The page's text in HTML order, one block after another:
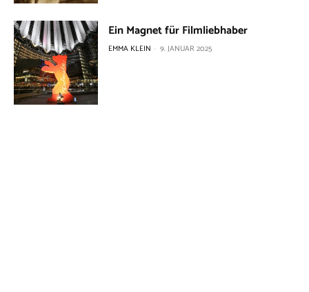
Ein Magnet für Filmliebhaber
EMMA KLEIN 9. JANUAR 2025